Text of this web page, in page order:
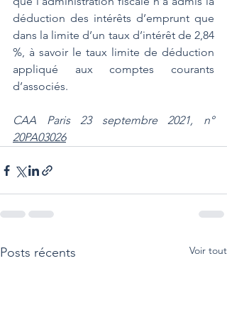
déduction des intérêts d’emprunt que
dans la limite d’un taux d’intérêt de 2,84
%, à savoir le taux limite de déduction
appliqué aux comptes courants
d’associés.
CAA Paris 23 septembre 2021, n°
20PA03026
Posts récents Voir tout